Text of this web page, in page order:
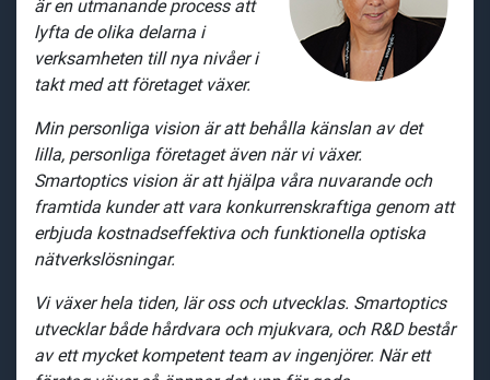
är en utmanande process att
lyfta de olika delarna i
verksamheten till nya nivåer i
takt med att företaget växer.
Min personliga vision är att behålla känslan av det
lilla, personliga företaget även när vi växer.
Smartoptics vision är att hjälpa våra nuvarande och
framtida kunder att vara konkurrenskraftiga genom att
erbjuda kostnadseffektiva och funktionella optiska
nätverkslösningar.
Vi växer hela tiden, lär oss och utvecklas. Smartoptics
utvecklar både hårdvara och mjukvara, och R&D består
av ett mycket kompetent team av ingenjörer. När ett